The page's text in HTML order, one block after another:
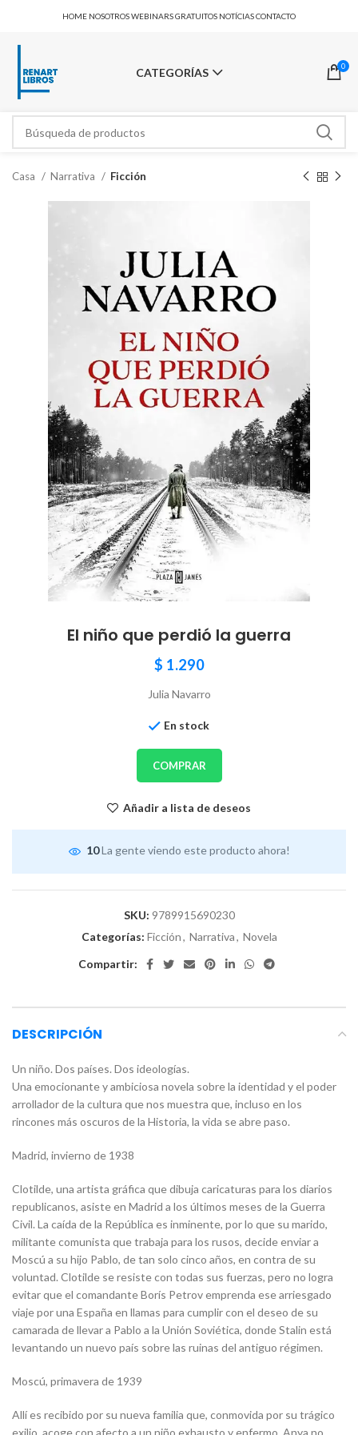
HOME NOSOTROSWEBINARS GRATUITOS NOTÍCIASCONTACTO
CATEGORÍAS 0
Casa Narrativa Ficción
El niño que perdió la guerra
$ 1.290
Julia Navarro
En stock
COMPRAR
Añadir a lista de deseos
10 La gente viendo este producto ahora!
SKU: 9789915690230
Categorías: Ficción, Narrativa, Novela
Compartir:
DESCRIPCIÓN
Un niño. Dos países. Dos ideologías.
Una emocionante y ambiciosa novela sobre la identidad y el poder
arrollador de la cultura que nos muestra que, incluso en los
rincones más oscuros de la Historia, la vida se abre paso.
Madrid, invierno de 1938
Clotilde, una artista gráfica que dibuja caricaturas para los diarios
republicanos, asiste en Madrid a los últimos meses de la Guerra
Civil. La caída de la República es inminente, por lo que su marido,
militante comunista que trabaja para los rusos, decide enviar a
Moscú a su hijo Pablo, de tan solo cinco años, en contra de su
voluntad. Clotilde se resiste con todas sus fuerzas, pero no logra
evitar que el comandante Borís Petrov emprenda ese arriesgado
viaje por una España en llamas para cumplir con el deseo de su
camarada de llevar a Pablo a la Unión Soviética, donde Stalin está
levantando un nuevo país sobre las ruinas del antiguo régimen.
Moscú, primavera de 1939
Allí es recibido por su nueva familia que, conmovida por su trágico
exilio, acoge con afecto a un niño exhausto y enfermo. Anya no